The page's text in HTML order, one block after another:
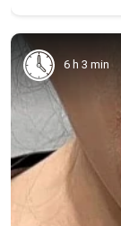
6 h 3 min